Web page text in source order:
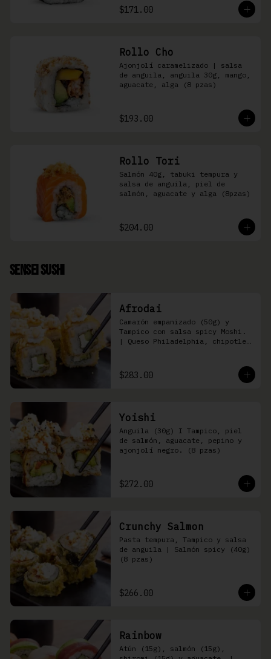
$171.00
Rollo Cho
Ajonjolí caramelizado | salsa
de anguila, anguila 30g, mango,
aguacate, alga (8 pzas)
$193.00
Rollo Tori
Salmón 40g, tabuki tempura y
salsa de anguila, piel de
salmón, aguacate y alga (8pzas)
$204.00
Sensei Sushi
Afrodai
Camarón empanizado (50g) y
Tampico con salsa spicy Moshi.
| Queso Philadelphia, chipotle,
$283.00
Yoishi
Anguila (30g) I Tampico, piel
de salmón, aguacate, pepino y
ajonjolí negro. (8 pzas)
$272.00
Crunchy Salmon
Pasta tempura, Tampico y salsa
de anguila | Salmón spicy (40g)
(8 pzas)
$266.00
Rainbow
Atún (15g), salmón (15g),